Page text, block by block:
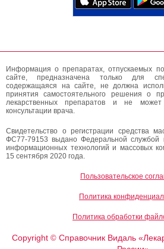
Информация о препаратах, отпускаемых
сайте, предназначена только для
содержащаяся на сайте, не должна
принятия самостоятельного решения о
лекарственных препаратов и не
консультации врача.
Свидетельство о регистрации средства
ФС77-79153 выдано Федеральной службой
информационных технологий и массовых
15 сентября 2020 года.
Пользовательское
Политика
Политика обработки
Copyright ©Справочник Видаль